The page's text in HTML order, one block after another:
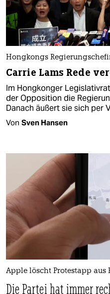
Hongkongs
Carrie Lams Rede
Im Hongkonger
der Opposition die
Danach äußert sie sich per
Von Sven Hansen
Apple löscht Protestapp aus
Die Partei hat immer